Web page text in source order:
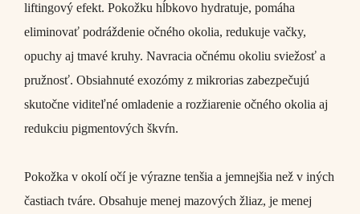
liftingový efekt. Pokožku hĺbkovo hydratuje, pomáha
eliminovať podráždenie očného okolia, redukuje vačky,
opuchy aj tmavé kruhy. Navracia očnému okoliu sviežosť a
pružnosť. Obsiahnuté exozómy z mikrorias zabezpečujú
skutočne viditeľné omladenie a rozžiarenie očného okolia aj
redukciu pigmentových škvŕn.
Pokožka v okolí očí je výrazne tenšia a jemnejšia než v iných
častiach tváre. Obsahuje menej mazových žliaz, je menej